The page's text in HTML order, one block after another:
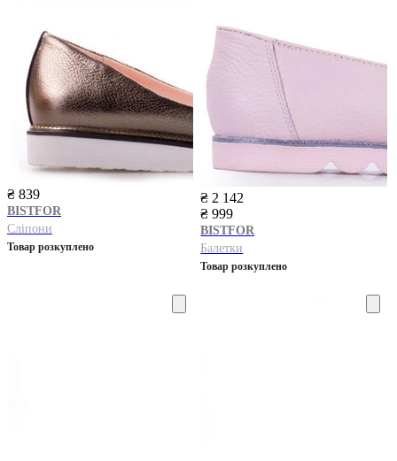
₴ 839
BISTFOR
Сліпони
Товар розкуплено
₴ 2 142
₴ 999
BISTFOR
Балетки
Товар розкуплено